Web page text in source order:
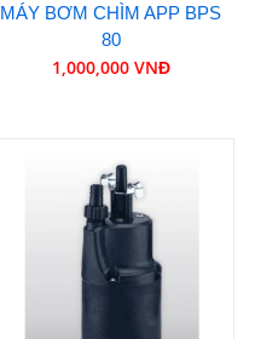
MÁY BƠM CHÌM APP BPS
80
1,000,000 VNĐ